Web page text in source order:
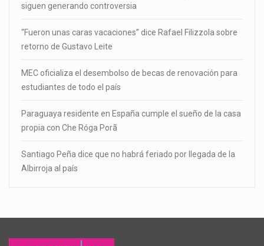
siguen generando controversia
“Fueron unas caras vacaciones” dice Rafael Filizzola sobre
retorno de Gustavo Leite
MEC oficializa el desembolso de becas de renovación para
estudiantes de todo el país
Paraguaya residente en España cumple el sueño de la casa
propia con Che Róga Porã
Santiago Peña dice que no habrá feriado por llegada de la
Albirroja al país